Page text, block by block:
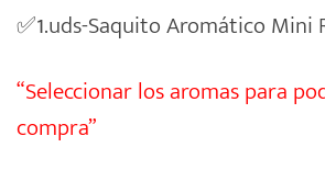
✅1.uds-Saquito Aromático Mini
“Seleccionar los aromas para
compra”